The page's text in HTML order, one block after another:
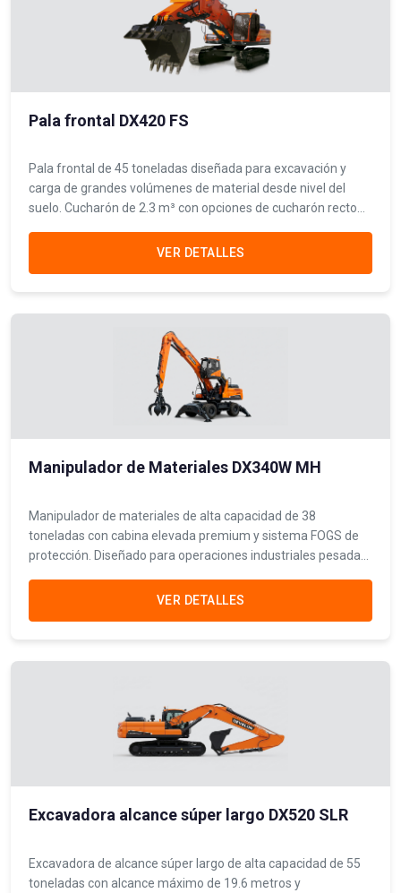
Pala frontal DX420 FS
Pala frontal de 45 toneladas diseñada para excavación y
carga de grandes volúmenes de material desde nivel del
suelo. Cucharón de 2.3 m³ con opciones de cucharón recto
VER DETALLES
Manipulador de Materiales DX340W MH
Manipulador de materiales de alta capacidad de 38
toneladas con cabina elevada premium y sistema FOGS de
protección. Diseñado para operaciones industriales pesadas
residuos a gran escala.VER DETALLES
Excavadora alcance súper largo DX520 SLR
Excavadora de alcance súper largo de alta capacidad de 55
toneladas con alcance máximo de 19.6 metros y